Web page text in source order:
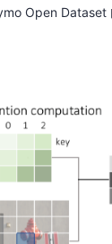
Open Dataset